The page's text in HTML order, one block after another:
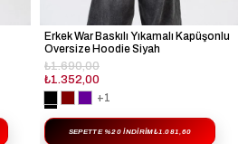
Erkek War Baskılı Yıkamalı Kapüşonlu
Oversize Hoodie Siyah
₺1.352,00
₺1.690,00
+1
SEPETTE %20 İNDIRIM₺1.081,60